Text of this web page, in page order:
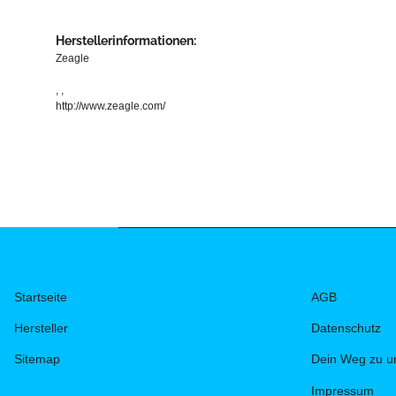
Herstellerinformationen:
Zeagle
, ,
http://www.zeagle.com/
Startseite
Hersteller
Sitemap
AGB
Datenschutz
Dein Weg zu
Impressum